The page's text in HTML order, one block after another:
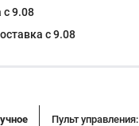
c 9.08
c 9.08
Пульт управления: